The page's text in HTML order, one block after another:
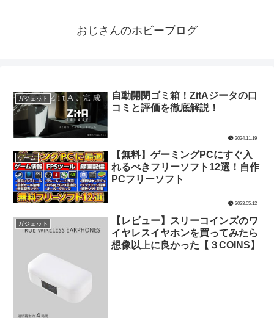
おじさんのホビーブログ
ガジェット
自動開閉ゴミ箱！ZitAジータの口
コミと評価を徹底解説！
2024.11.19
ゲーム
【無料】ゲーミングPCにすぐ入
れるべきフリーソフト12選！自作
PCフリーソフト
2023.05.12
ガジェット
【レビュー】スリーコインズのワ
イヤレスイヤホンを買ってみたら
想像以上に良かった【３COINS】